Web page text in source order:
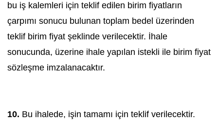
bu iş kalemleri için teklif edilen birim fiyatların
çarpımı sonucu bulunan toplam bedel üzerinden
teklif birim fiyat şeklinde verilecektir. İhale
sonucunda, üzerine ihale yapılan istekli ile birim fiyat
sözleşme imzalanacaktır.
10. Bu ihalede, işin tamamı için teklif verilecektir.